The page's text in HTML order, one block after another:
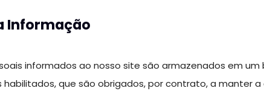
Informação
informados ao nosso site são armazenados em
habilitados, que são obrigados, por contrato, a manter